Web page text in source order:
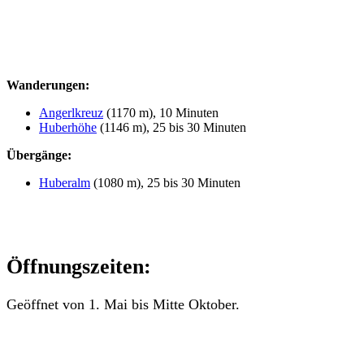
Wanderungen:
Angerlkreuz (1170 m), 10 Minuten
Huberhöhe (1146 m), 25 bis 30 Minuten
Übergänge:
Huberalm (1080 m), 25 bis 30 Minuten
Öffnungszeiten:
Geöffnet von 1. Mai bis Mitte Oktober.